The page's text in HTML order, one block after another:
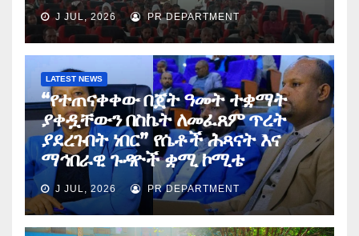
J JUL, 2026 PR DEPARTMENT
LATEST NEWS
“የተጠናቀቀው በጀት ዓመት ተቋማት
ያቀዷቸውን በስኬት ለመፈጸም ጥረት
ያደረጉበት ነበር” የሴቶች ሕጻናት እና
ማኅበራዊ ጉዳዮች ቋሚ ኮሚቴ
J JUL, 2026 PR DEPARTMENT